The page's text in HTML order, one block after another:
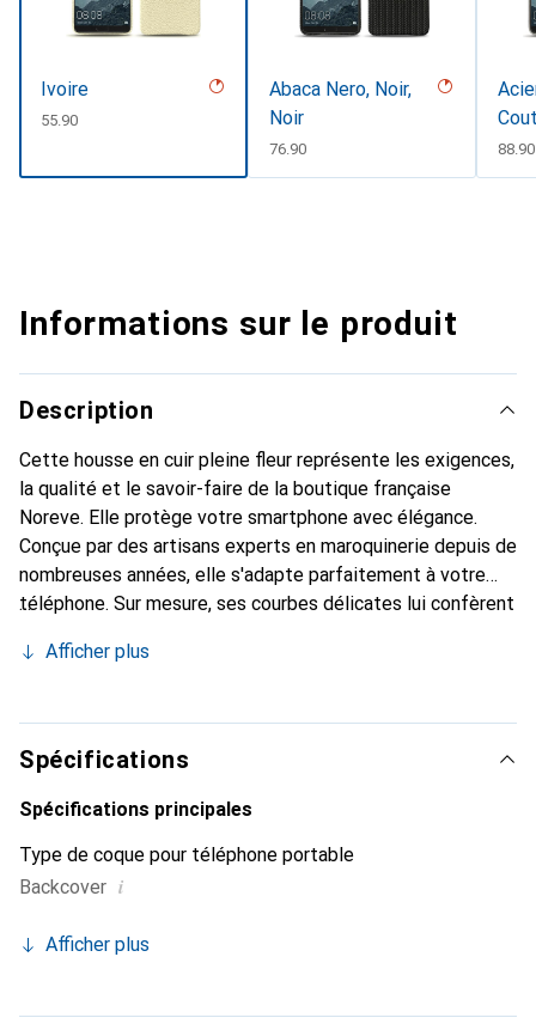
Ivoire
CHF
55.90
Abaca Nero, Noir,
Noir
CHF
76.90 CHF
88.90
Informations sur le produit
Description
Cette housse en cuir pleine fleur représente les exigences,
la qualité et le savoir-faire de la boutique française
Noreve. Elle protège votre smartphone avec élégance.
Conçue par des artisans experts en maroquinerie depuis de
nombreuses années, elle s'adapte parfaitement à votre
téléphone. Sur mesure, ses courbes délicates lui confèrent
chic et indispensable pour votre smartphone. La marque
de haute qualité et constitue un choix sûr pour une
clientèle exigeante.
Afficher plus
Spécifications
Spécifications principales
Type de coque pour téléphone portable
Backcover i
Afficher plus